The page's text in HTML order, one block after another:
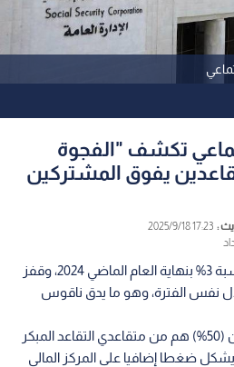
تكشف "الفجوة
يفوق المشتركين
:
17:23 2025/9/18
ارتفع عدد المشتركين بنسبة 3% بنهاية العام الماضي 2024، وقفز
بنسبة 10% خلال نفس الفترة، وهو ما يدق ناقوس
أكثر من نصف المتقاعدين (50%) هم من متقاعدي التقاعد المبكر
ضغطا إضافيا على المركز المالي